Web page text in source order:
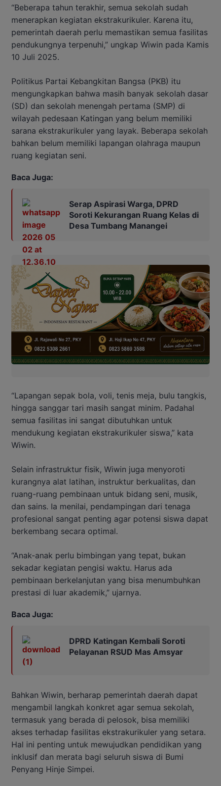
“Beberapa tahun terakhir, semua sekolah sudah
menerapkan kegiatan ekstrakurikuler. Karena itu,
pemerintah daerah perlu memastikan semua fasilitas
pendukungnya terpenuhi,” ungkap Wiwin pada Kamis
10 Juli 2025.
Politikus Partai Kebangkitan Bangsa (PKB) itu
mengungkapkan bahwa masih banyak sekolah dasar
(SD) dan sekolah menengah pertama (SMP) di
wilayah pedesaan Katingan yang belum memiliki
sarana ekstrakurikuler yang layak. Beberapa sekolah
bahkan belum memiliki lapangan olahraga maupun
ruang kegiatan seni.
Baca Juga:
Serap Aspirasi Warga, DPRD
Soroti Kekurangan Ruang Kelas di
Desa Tumbang Manangei
“Lapangan sepak bola, voli, tenis meja, bulu tangkis,
hingga sanggar tari masih sangat minim. Padahal
semua fasilitas ini sangat dibutuhkan untuk
mendukung kegiatan ekstrakurikuler siswa,” kata
Wiwin.
Selain infrastruktur fisik, Wiwin juga menyoroti
kurangnya alat latihan, instruktur berkualitas, dan
ruang-ruang pembinaan untuk bidang seni, musik,
dan sains. Ia menilai, pendampingan dari tenaga
profesional sangat penting agar potensi siswa dapat
berkembang secara optimal.
“Anak-anak perlu bimbingan yang tepat, bukan
sekadar kegiatan pengisi waktu. Harus ada
pembinaan berkelanjutan yang bisa menumbuhkan
prestasi di luar akademik,” ujarnya.
Baca Juga:
DPRD Katingan Kembali Soroti
Pelayanan RSUD Mas Amsyar
Bahkan Wiwin, berharap pemerintah daerah dapat
mengambil langkah konkret agar semua sekolah,
termasuk yang berada di pelosok, bisa memiliki
akses terhadap fasilitas ekstrakurikuler yang setara.
Hal ini penting untuk mewujudkan pendidikan yang
inklusif dan merata bagi seluruh siswa di Bumi
Penyang Hinje Simpei.